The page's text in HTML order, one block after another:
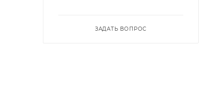
ЗАДАТЬ ВОПРОС